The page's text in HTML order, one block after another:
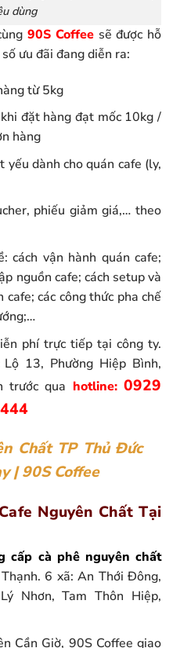
dùng
90S Coffeesẽ được hỗ
ưu đãi đang diễn ra:
từ 5kg
đặt hàng đạt mốc 10kg /
hàng
yếu dành cho quán cafe (ly,
phiếu giảm giá,… theo
cách vận hành quán cafe;
nguồn cafe; cách setup và
các công thức pha chế
phí trực tiếp tại công ty.
13, Phường Hiệp Bình,
trước qua hotline:0929
Chất TP Thủ Đức
| 90S Coffee
Nguyên Chất Tại
cấp cà phê nguyên chất
6 xã: An Thới Đông,
Nhơn, Tam Thôn Hiệp,
Cần Giờ, 90S Coffee giao